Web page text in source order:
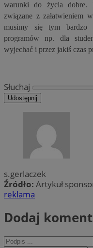
warunki do życia dobre.
związane z załatwieniem
musimy się tym bardzo
programów np. dla
wyjechać i przez jakiś czas
Słuchaj
Udostępnij
s.gerlaczek
Źródło: Artykuł
reklama
Dodaj